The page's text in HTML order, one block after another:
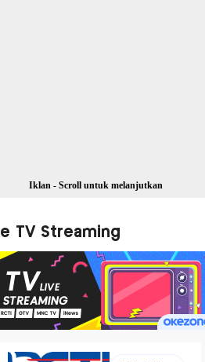
Iklan - Scroll untuk melanjutkan
TV Streaming